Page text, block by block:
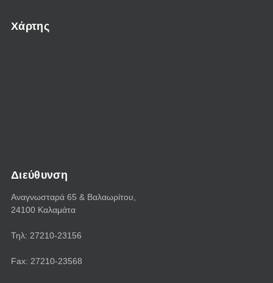
Χάρτης
Διεύθυνση
Αναγνωσταρά 65 & Bαλαωρίτου,
24100 Καλαμάτα
Τηλ: 27210-23156
Fax: 27210-23568